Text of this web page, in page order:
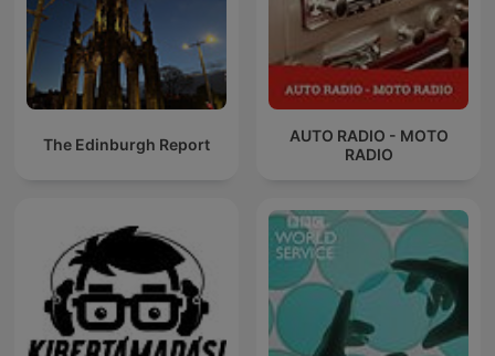
The Edinburgh Report
AUTO RADIO - MOTO
RADIO